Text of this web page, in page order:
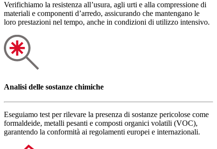
Verifichiamo la resistenza all’usura, agli urti e alla compressione di
materiali e componenti d’arredo, assicurando che mantengano le
loro prestazioni nel tempo, anche in condizioni di utilizzo intensivo.
Analisi delle sostanze chimiche
Eseguiamo test per rilevare la presenza di sostanze pericolose come
formaldeide, metalli pesanti e composti organici volatili (VOC),
garantendo la conformità ai regolamenti europei e internazionali.